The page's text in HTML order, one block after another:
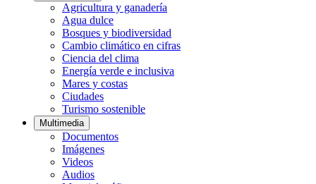
Agricultura y ganadería
Agua dulce
Bosques y biodiversidad
Cambio climático en cifras
Ciencia del clima
Energía verde e inclusiva
Mares y costas
Ciudades
Turismo sostenible
Multimedia
Documentos
Imágenes
Videos
Audios